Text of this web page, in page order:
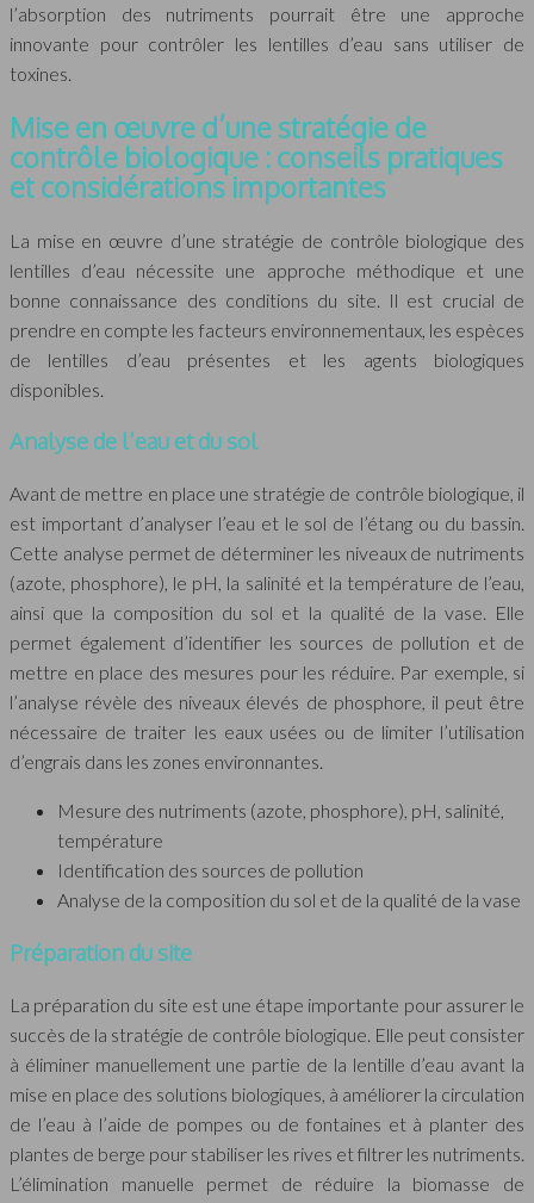
l’absorption des nutriments pourrait être une approche
innovante pour contrôler les lentilles d’eau sans utiliser de
toxines.
Mise en œuvre d’une stratégie de
contrôle biologique : conseils pratiques
et considérations importantes
La mise en œuvre d’une stratégie de contrôle biologique des
lentilles d’eau nécessite une approche méthodique et une
bonne connaissance des conditions du site. Il est crucial de
prendre en compte les facteurs environnementaux, les espèces
de lentilles d’eau présentes et les agents biologiques
disponibles.
Analyse de l’eau et du sol
Avant de mettre en place une stratégie de contrôle biologique, il
est important d’analyser l’eau et le sol de l’étang ou du bassin.
Cette analyse permet de déterminer les niveaux de nutriments
(azote, phosphore), le pH, la salinité et la température de l’eau,
ainsi que la composition du sol et la qualité de la vase. Elle
permet également d’identifier les sources de pollution et de
mettre en place des mesures pour les réduire. Par exemple, si
l’analyse révèle des niveaux élevés de phosphore, il peut être
nécessaire de traiter les eaux usées ou de limiter l’utilisation
d’engrais dans les zones environnantes.
Mesure des nutriments (azote, phosphore), pH, salinité,
température
Identification des sources de pollution
Analyse de la composition du sol et de la qualité de la vase
Préparation du site
La préparation du site est une étape importante pour assurer le
succès de la stratégie de contrôle biologique. Elle peut consister
à éliminer manuellement une partie de la lentille d’eau avant la
mise en place des solutions biologiques, à améliorer la circulation
de l’eau à l’aide de pompes ou de fontaines et à planter des
plantes de berge pour stabiliser les rives et filtrer les nutriments.
L’élimination manuelle permet de réduire la biomasse de